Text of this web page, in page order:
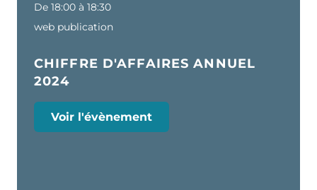
De 18:00 à 18:30
web publication
CHIFFRE D'AFFAIRES ANNUEL
2024
Voir l'évènement